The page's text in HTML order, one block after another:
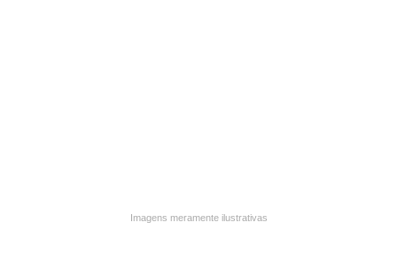
Imagens meramente ilustrativas